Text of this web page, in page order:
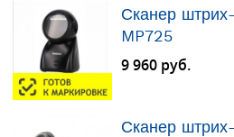
Сканер
MP725
9 960 руб.
Сканер